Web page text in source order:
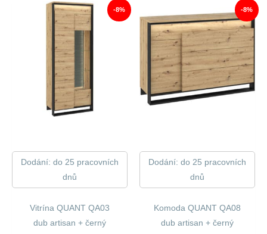
-8%
Dodání: do 25 pracovních
dnů
Vitrína QUANT QA03
dub artisan + černý
-8%
Dodání: do 25 pracovních
dnů
Komoda QUANT QA08
dub artisan + černý